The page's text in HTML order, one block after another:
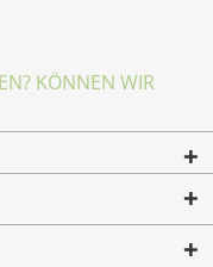
KÖNNEN WIR